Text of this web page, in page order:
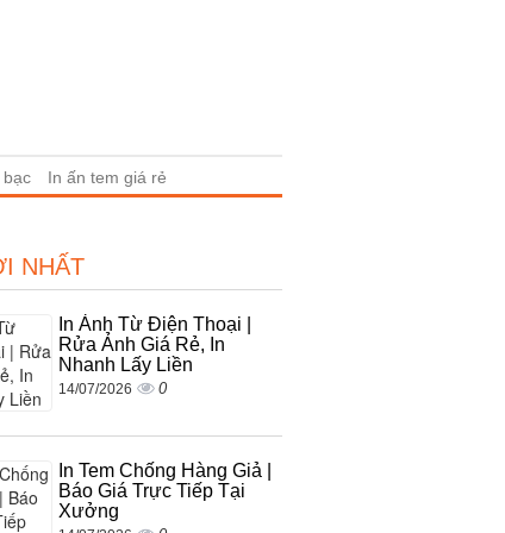
bạc In ấn tem giá rẻ
NHẤT
In Ảnh Từ Điện Thoại |
Rửa Ảnh Giá Rẻ, In
Nhanh Lấy Liền
14/07/2026 0
In Tem Chống Hàng Giả |
Báo Giá Trực Tiếp Tại
Xưởng